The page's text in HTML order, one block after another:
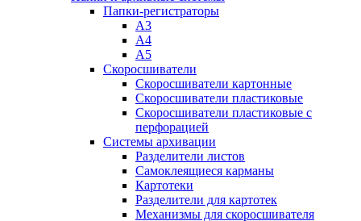
Папки-регистраторы
А3
А4
А5
Скоросшиватели
Скоросшиватели картонные
Скоросшиватели пластиковые
Скоросшиватели пластиковые с
перфорацией
Системы архивации
Разделители листов
Самоклеящиеся карманы
Картотеки
Разделители для картотек
Механизмы для скоросшивателя